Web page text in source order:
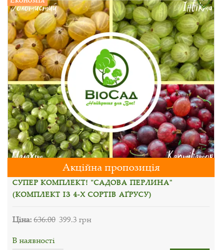
Акційна пропозиція
СУПЕР КОМПЛЕКТ! "САДОВА ПЕРЛИНА"
(КОМПЛЕКТ ІЗ 4-Х СОРТІВ АҐРУСУ)
Ціна:636.00 399.3 грн
В наявності